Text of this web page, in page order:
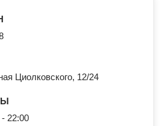
Циолковского, 12/24
22:00